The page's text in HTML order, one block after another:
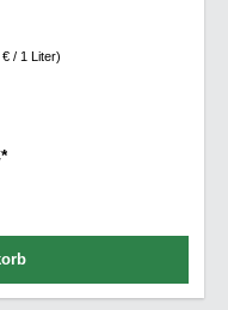
/ 1 Liter)